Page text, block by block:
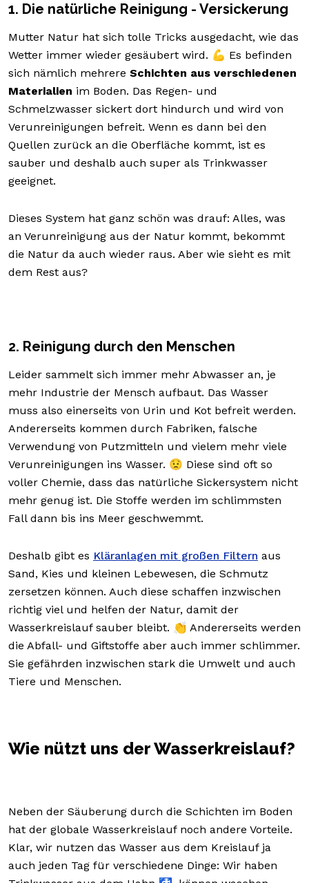
1. Die natürliche Reinigung - Versickerung
Mutter Natur hat sich tolle Tricks ausgedacht, wie das
Wetter immer wieder gesäubert wird. 💪 Es befinden
sich nämlich mehrere Schichten aus verschiedenen
Materialien im Boden. Das Regen- und
Schmelzwasser sickert dort hindurch und wird von
Verunreinigungen befreit. Wenn es dann bei den
Quellen zurück an die Oberfläche kommt, ist es
sauber und deshalb auch super als Trinkwasser
geeignet.
Dieses System hat ganz schön was drauf: Alles, was
an Verunreinigung aus der Natur kommt, bekommt
die Natur da auch wieder raus. Aber wie sieht es mit
dem Rest aus?
2. Reinigung durch den Menschen
Leider sammelt sich immer mehr Abwasser an, je
mehr Industrie der Mensch aufbaut. Das Wasser
muss also einerseits von Urin und Kot befreit werden.
Andererseits kommen durch Fabriken, falsche
Verwendung von Putzmitteln und vielem mehr viele
Verunreinigungen ins Wasser. 😟 Diese sind oft so
voller Chemie, dass das natürliche Sickersystem nicht
mehr genug ist. Die Stoffe werden im schlimmsten
Fall dann bis ins Meer geschwemmt.
Deshalb gibt es Kläranlagen mit großen Filtern aus
Sand, Kies und kleinen Lebewesen, die Schmutz
zersetzen können. Auch diese schaffen inzwischen
richtig viel und helfen der Natur, damit der
Wasserkreislauf sauber bleibt. 👏 Andererseits werden
die Abfall- und Giftstoffe aber auch immer schlimmer.
Sie gefährden inzwischen stark die Umwelt und auch
Tiere und Menschen.
Wie nützt uns der Wasserkreislauf?
Neben der Säuberung durch die Schichten im Boden
hat der globale Wasserkreislauf noch andere Vorteile.
Klar, wir nutzen das Wasser aus dem Kreislauf ja
auch jeden Tag für verschiedene Dinge: Wir haben